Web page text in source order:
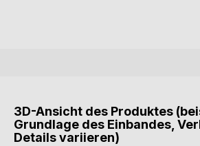
3D-Ansicht des Produktes
Grundlage des Einbandes,
Details variieren)